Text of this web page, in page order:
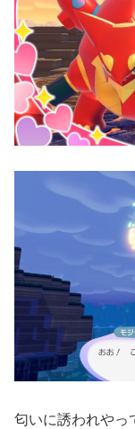
匂いに誘われやっ